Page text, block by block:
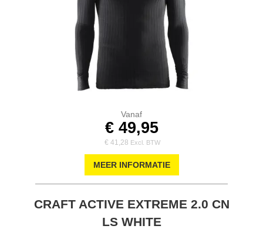
Vanaf
€ 49,95
€ 41,28
MEER INFORMATIE
CRAFT ACTIVE EXTREME 2.0 CN
LS WHITE